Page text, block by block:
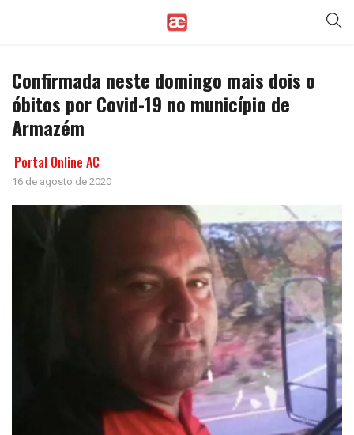
Confirmada neste domingo mais dois o
óbitos por Covid-19 no município de
Armazém
Portal Online AC
16 de agosto de 2020